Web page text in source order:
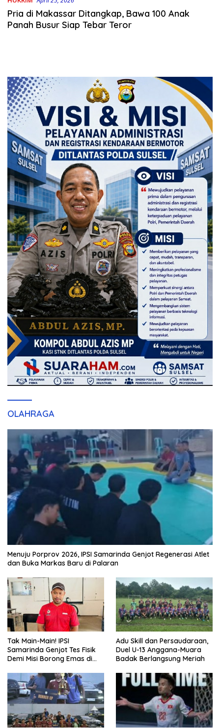
Pria di Makassar Ditangkap, Bawa 100 Anak
Panah Busur Siap Tebar Teror
OLAHRAGA
Menuju Porprov 2026, IPSI Samarinda Genjot Regenerasi Atlet
dan Buka Markas Baru di Palaran
Tak Main-Main! IPSI
Samarinda Genjot Tes Fisik
Demi Misi Borong Emas di
Adu Skill dan Persaudaraan,
Duel U-13 Anggana-Muara
Badak Berlangsung Meriah